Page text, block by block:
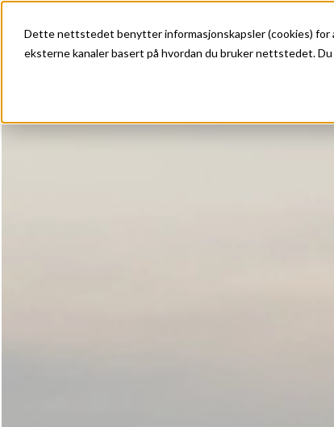
Dette nettstedet benytter informasjonskapsler (cookies) for
eksterne kanaler basert på hvordan du bruker nettstedet.